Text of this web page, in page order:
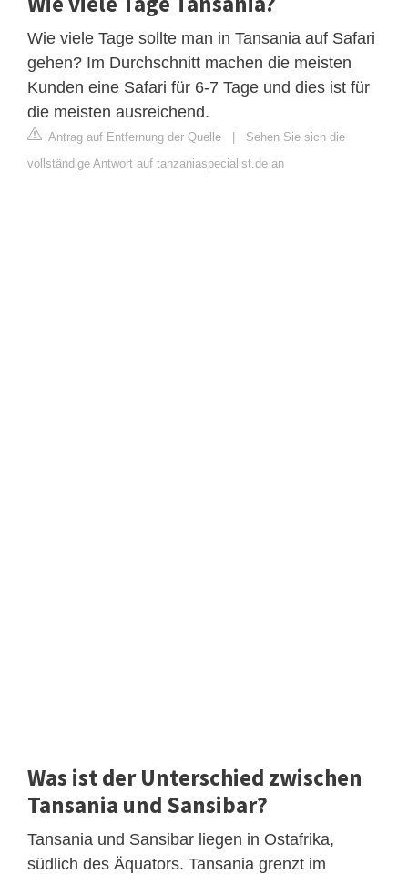
Wie viele Tage sollte man in Tansania auf Safari
gehen? Im Durchschnitt machen die meisten
Kunden eine Safari für 6-7 Tage und dies ist für
die meisten ausreichend.
Antrag auf Entfernung der Quelle | Sehen Sie sich die
vollständige Antwort auf tanzaniaspecialist.de an
Was ist der Unterschied zwischen
Tansania und Sansibar?
Tansania und Sansibar liegen in Ostafrika,
südlich des Äquators. Tansania grenzt im